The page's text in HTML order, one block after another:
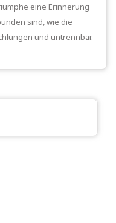
eine Erinnerung
sind, wie die
und untrennbar.